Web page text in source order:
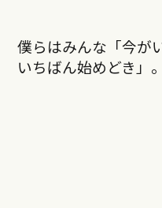
僕らはみんな「今が
いちばん始めどき」。